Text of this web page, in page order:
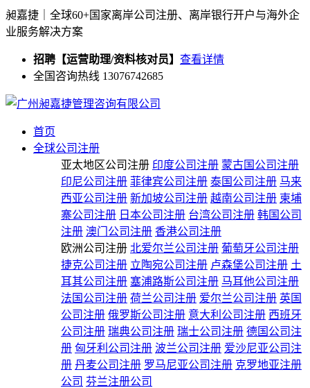
昶嘉捷｜全球60+国家离岸公司注册、离岸银行开户与海外企
业服务解决方案
招聘【运营助理/资料核对员】 查看详情
全国咨询热线 13076742685
首页
全球公司注册
亚太地区公司注册 印度公司注册 蒙古国公司注册
印尼公司注册 菲律宾公司注册 泰国公司注册 马来
西亚公司注册 新加坡公司注册 越南公司注册 柬埔
寨公司注册 日本公司注册 台湾公司注册 韩国公司
注册 澳门公司注册 香港公司注册
欧洲公司注册 北爱尔兰公司注册 葡萄牙公司注册
捷克公司注册 立陶宛公司注册 卢森堡公司注册 土
耳其公司注册 塞浦路斯公司注册 马耳他公司注册
法国公司注册 荷兰公司注册 爱尔兰公司注册 英国
公司注册 俄罗斯公司注册 意大利公司注册 西班牙
公司注册 瑞典公司注册 瑞士公司注册 德国公司注
册 匈牙利公司注册 波兰公司注册 爱沙尼亚公司注
册 丹麦公司注册 罗马尼亚公司注册 克罗地亚注册
公司 芬兰注册公司